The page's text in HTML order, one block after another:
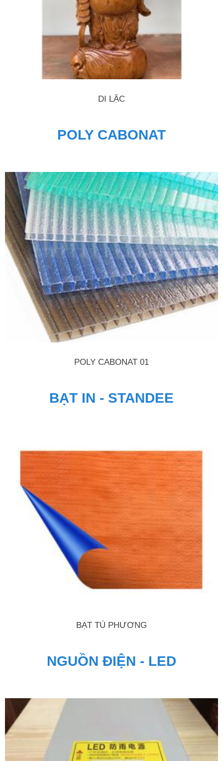
DI LẶC
POLY CABONAT
POLY CABONAT 01
BẠT IN - STANDEE
BẠT TÚ PHƯƠNG
NGUỒN ĐIỆN - LED